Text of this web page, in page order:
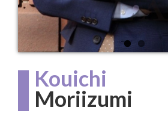
Kouichi
Moriizumi